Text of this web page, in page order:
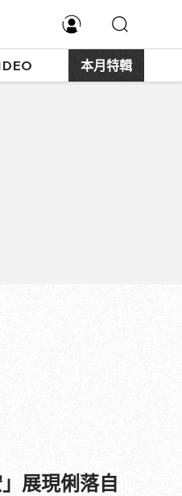
本月特輯
展現俐落自